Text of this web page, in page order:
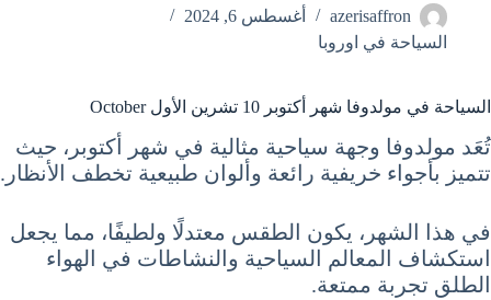
azerisaffron
أغسطس 6, 2024
السياحة في اوروبا
السياحة في مولدوفا شهر أكتوبر 10 تشرين الأول October
تُعَد مولدوفا وجهة سياحية مثالية في شهر أكتوبر، حيث
تتميز بأجواء خريفية رائعة وألوان طبيعية تخطف الأنظار.
في هذا الشهر، يكون الطقس معتدلًا ولطيفًا، مما يجعل
استكشاف المعالم السياحية والنشاطات في الهواء
الطلق تجربة ممتعة.